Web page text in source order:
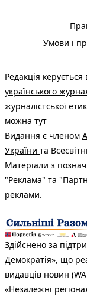
Умови і
Редакція керується
українського
журналістської
можна тут
Видання є членом
України та
Матеріали з
"Реклама" та
реклами.
Здійснено за
Демократія», що
видавців новин
«Незалежні